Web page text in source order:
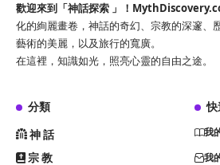
歡迎來到「神話探索 」！
化的絢麗畫卷，神話的奇幻、宗教的深邃、
藝術的美麗，以及旅行的寬廣。
在這裡，知識如光，照亮心靈的自由之途。
分類
神話
宗教
我
我